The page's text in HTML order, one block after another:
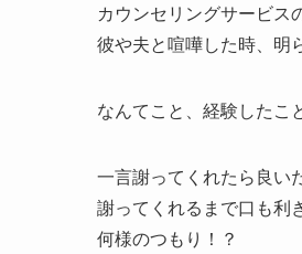
カウンセリングサービス
彼や夫と喧嘩した時、明
なんてこと、経験したこ
一言謝ってくれたら良い
謝ってくれるまで口も利
何様のつもり！？